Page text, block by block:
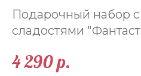
Подарочный набор
сладостями
4 290р.